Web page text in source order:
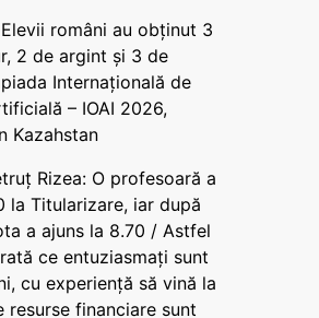
Elevii români au obținut 3
2 de argint și 3 de
Internațională de
– IOAI 2026,
Kazahstan
Rizea: O profesoară a
la Titularizare, iar după
a ajuns la 8.70 / Astfel
ce entuziasmați sunt
cu experiență să vină la
resurse financiare sunt